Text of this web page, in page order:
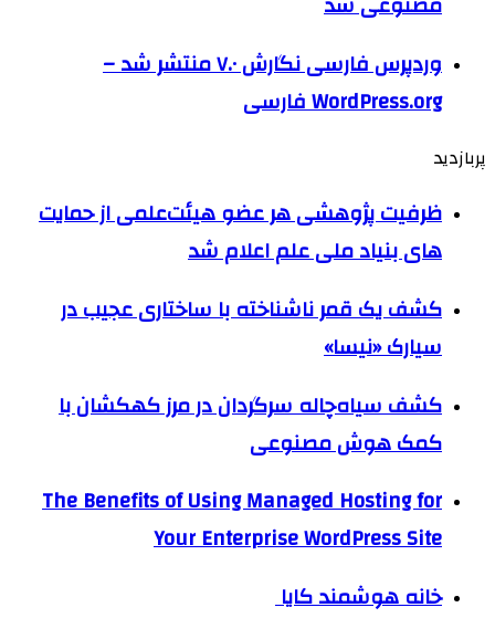
وردپرس فارسی نگارش ۷.۰ منتشر شد –
WordPress.org فارسی
پربازدید
ظرفیت پژوهشی هر عضو هیئت‌علمی از حمایت
های بنیاد ملی علم اعلام شد
کشف یک قمر ناشناخته با ساختاری عجیب در
سیارک «نیسا»
کشف سیاه‌چاله سرگردان در مرز کهکشان با
کمک هوش مصنوعی
The Benefits of Using Managed Hosting for
Your Enterprise WordPress Site
خانه هوشمند کایا